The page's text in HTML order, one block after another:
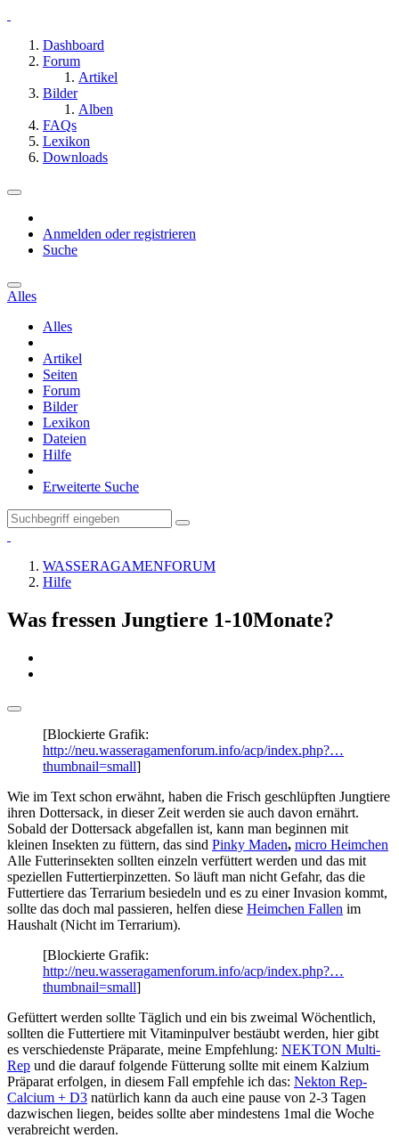
Dashboard
Forum
Artikel
Bilder
Alben
FAQs
Lexikon
Downloads
Anmelden oder registrieren
Suche
Alles
Alles
Artikel
Seiten
Forum
Bilder
Lexikon
Dateien
Hilfe
Erweiterte Suche
WASSERAGAMENFORUM
Hilfe
Was fressen Jungtiere 1-10Monate?
[Blockierte Grafik:
http://neu.wasseragamenforum.info/acp/index.php?…
thumbnail=small]
Wie im Text schon erwähnt, haben die Frisch geschlüpften Jungtiere
ihren Dottersack, in dieser Zeit werden sie auch davon ernährt.
Sobald der Dottersack abgefallen ist, kann man beginnen mit
kleinen Insekten zu füttern, das sind Pinky Maden, micro Heimchen
Alle Futterinsekten sollten einzeln verfüttert werden und das mit
speziellen Futtertierpinzetten. So läuft man nicht Gefahr, das die
Futtertiere das Terrarium besiedeln und es zu einer Invasion kommt,
sollte das doch mal passieren, helfen diese Heimchen Fallen im
Haushalt (Nicht im Terrarium).
[Blockierte Grafik:
http://neu.wasseragamenforum.info/acp/index.php?…
thumbnail=small]
Gefüttert werden sollte Täglich und ein bis zweimal Wöchentlich,
sollten die Futtertiere mit Vitaminpulver bestäubt werden, hier gibt
es verschiedenste Präparate, meine Empfehlung: NEKTON Multi-
Rep und die darauf folgende Fütterung sollte mit einem Kalzium
Präparat erfolgen, in diesem Fall empfehle ich das: Nekton Rep-
Calcium + D3 natürlich kann da auch eine pause von 2-3 Tagen
dazwischen liegen, beides sollte aber mindestens 1mal die Woche
verabreicht werden.